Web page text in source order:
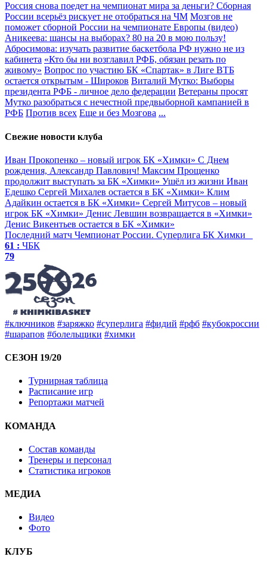
Россия снова поедет на чемпионат мира за деньги? Сборная
России всерьёз рискует не отобраться на ЧМ Мозгов не
поможет сборной России на чемпионате Европы (видео)
Аникеева: шансы на выборах? 80 на 20 в мою пользу!
Абросимова: изучать развитие баскетбола РФ нужно не из
кабинета «Кто бы ни возглавил РФБ, обязан резать по
живому» Вопрос по участию БК «Спартак» в Лиге ВТБ
остается открытым - Широков Виталий Мутко: Выборы
президента РФБ - личное дело федерации Ветераны просят
Мутко разобраться с нечестной предвыборной кампанией в
РФБ Против всех Еще и без Мозгова ...
Свежие новости клуба
Иван Прокопенко – новый игрок БК «Химки» С Днем
рождения, Александр Павлович! Максим Прощенко
продолжит выступать за БК «Химки» Ушёл из жизни Иван
Едешко Сергей Михалев остается в БК «Химки» Клим
Адайкин остается в БК «Химки» Сергей Митусов – новый
игрок БК «Химки» Денис Левшин возвращается в «Химки»
Денис Викентьев остается в БК «Химки»
Последний матч Чемпионат России. Суперлига БК Химки
61 : ЧБК
79
#ключников #заряжко #суперлига #фидий #рфб #кубокроссии
#шарапов #болельщики #химки
СЕЗОН 19/20
Турнирная таблица
Расписание игр
Репортажи матчей
КОМАНДА
Состав команды
Тренеры и персонал
Статистика игроков
МЕДИА
Видео
Фото
КЛУБ